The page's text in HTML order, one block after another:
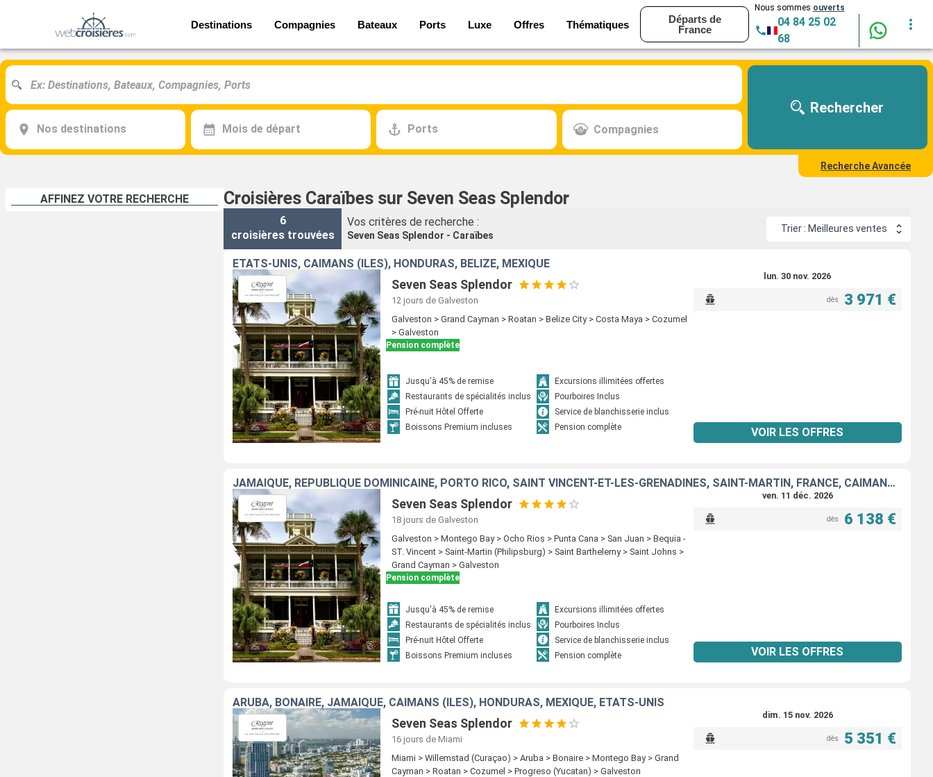
Destinations Compagnies Bateaux Ports Luxe Offres Thématiques
Départs de
France
Nous sommes ouverts
04 84 25 02
68
Nos destinations Mois de départ Ports Compagnies
Rechercher
Recherche Avancée
AFFINEZ VOTRE RECHERCHE Croisières Caraïbes sur Seven Seas Splendor
6
croisières trouvées
Vos critères de recherche :
Seven Seas Splendor - Caraïbes
Trier : Meilleures ventes
ÉTATS-UNIS, CAÏMANS (ÎLES), HONDURAS, BELIZE, MEXIQUE
Seven Seas Splendor
12 jours de Galveston
Galveston > Grand Cayman > Roatan > Belize City > Costa Maya > Cozumel
> Galveston
Pension complète
Jusqu'à 45% de remise
Excursions illimitées offertes
Restaurants de spécialités inclus
Pourboires Inclus
Pré-nuit Hôtel Offerte
Service de blanchisserie inclus
Boissons Premium incluses
Pension complète
lun. 30 nov. 2026
dès 3 971 €
VOIR LES OFFRES
JAMAÏQUE, RÉPUBLIQUE DOMINICAINE, PORTO RICO, SAINT VINCENT-ET-LES-GRENADINES, SAINT-MARTIN, FRANCE, CAÏMANS (ÎLES), ÉTATS-UNIS
Seven Seas Splendor
18 jours de Galveston
Galveston > Montego Bay > Ocho Rios > Punta Cana > San Juan > Bequia -
ST. Vincent > Saint-Martin (Philipsburg) > Saint Barthelemy > Saint Johns >
Grand Cayman > Galveston
Pension complète
Jusqu'à 45% de remise
Excursions illimitées offertes
Restaurants de spécialités inclus
Pourboires Inclus
Pré-nuit Hôtel Offerte
Service de blanchisserie inclus
Boissons Premium incluses
Pension complète
ven. 11 déc. 2026
dès 6 138 €
VOIR LES OFFRES
ARUBA, BONAIRE, JAMAÏQUE, CAÏMANS (ÎLES), HONDURAS, MEXIQUE, ÉTATS-UNIS
Seven Seas Splendor
16 jours de Miami
Miami > Willemstad (Curaçao) > Aruba > Bonaire > Montego Bay > Grand
Cayman > Roatan > Cozumel > Progreso (Yucatan) > Galveston
dim. 15 nov. 2026
dès 5 351 €